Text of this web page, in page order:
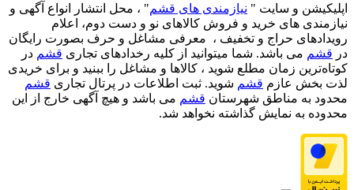
اپلیکیشن و سایت " نیازمندی های قشم" ، محل انتشار انواع آگهی و
نیازمندی های خرید و فروش کالاهای نو و دست‌ دوم، اعلام
رویدادهای حراج و تخفیف ، معرفی مشاغل و حرف بصورت رایگان
در قشم می باشد. شما میتوانید از کلیه رخدادهای تجاری قشم در
کوتاه‌ترین زمان مطلع شوید ، کالاها و مشاغل را ببنید و برای خریدی
لذت بخش عازم قشم شوید. ثبت اطلاعات در پرتال تجاری قشم
محدود به مناطق شهرستان قشم می باشد و هیچ آگهی خارج از این
محدوده به نمایش گذاشته نخواهد شد.